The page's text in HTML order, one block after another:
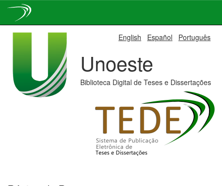
English Español Português
Unoeste
Biblioteca Digital de Teses e Dissertações